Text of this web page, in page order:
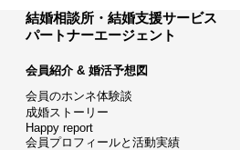
結婚相談所・結婚支援サービス
パートナーエージェント
会員紹介 & 婚活予想図
会員のホンネ体験談
成婚ストーリー
Happy report
会員プロフィールと活動実績